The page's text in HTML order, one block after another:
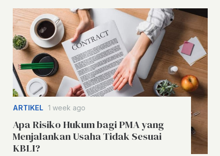
ARTIKEL 1 week ago
Apa Risiko Hukum bagi PMA yang
Menjalankan Usaha Tidak Sesuai
KBLI?